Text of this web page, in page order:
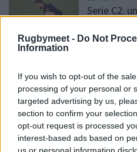
Rugbymeet - Do Not
Information
If you wish to opt-out of the
processing of your personal or
targeted advertising by us,
section to confirm your
opt-out request is processed
interest-based ads based on
Serie C2:
23.10.2019
SERIE C
Serie C1:
Koffi con
prima
22.10.2019